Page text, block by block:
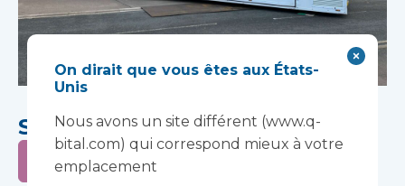
Solutions de service
Apprendre encore plus
On dirait que vous êtes aux États-
Unis
Nous avons un site différent (www.q-
bital.com) qui correspond mieux à votre
emplacement